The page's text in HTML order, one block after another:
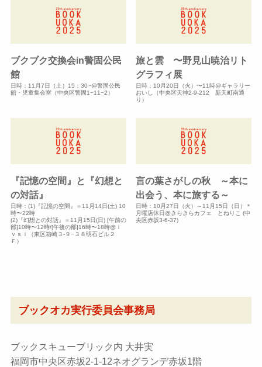
ブクブク交換会in警固公民
館
日時：11月7日（土）15：30~@警固公民
館・児童集会室（中央区警固1−11−2）
旅と雲 〜野見山暁治リト
グラフィ展
日時：10月20日（火）〜11時@ギャラリー
おいし（中央区天神2-9-212 新天町南通
り）
『記憶の空間』と『幻想と
の対話』
日時：(1)『記憶の空間』＝11月14日(土) 10
時〜22時
(2)『幻想との対話』＝11月15日(日) [午前の
部]10時〜12時/[午後の部]16時〜18時@ｉ
ｖｓｉ（東区箱崎３-９−３８明石ビル２
Ｆ）
言の葉さがしの秋 ～本に
出会う、本に旅する～
日時：10月27日（火）～11月15日（日）＊
月曜店休日@きらきらカフェ とねりこ (中
央区赤坂3-6-37)
ブックオカ実行委員会事務局
ブックスキューブリック内 大井実
福岡市中央区赤坂2-1-12ネオグランデ赤坂1階